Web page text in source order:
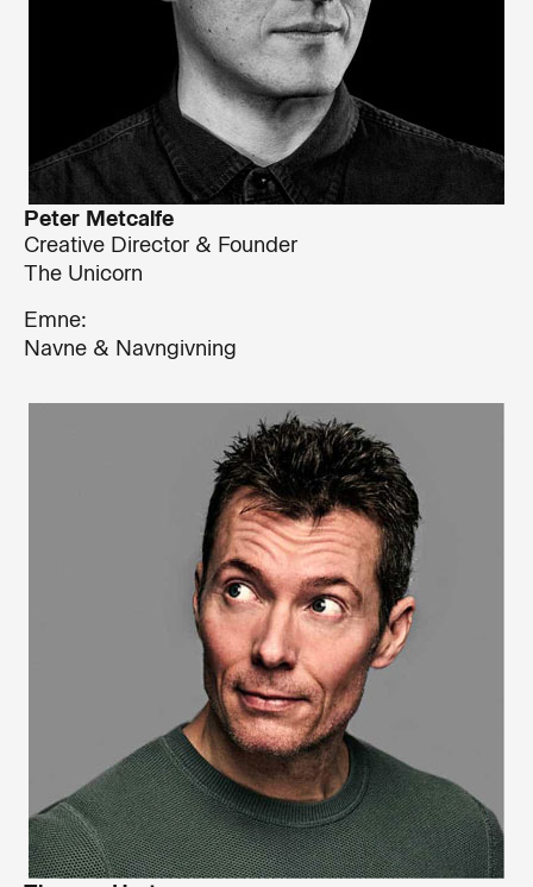
Peter Metcalfe
Creative Director & Founder
The Unicorn
Emne:
Navne & Navngivning